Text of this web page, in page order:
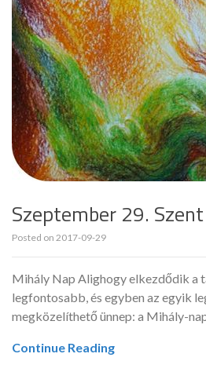
Szeptember 29.
Posted on 2017-09-29
Mihály Nap Alighogy elkezdődik a
legfontosabb, és egyben az egyik
megközelíthető ünnep: a Mihály-
Continue Reading